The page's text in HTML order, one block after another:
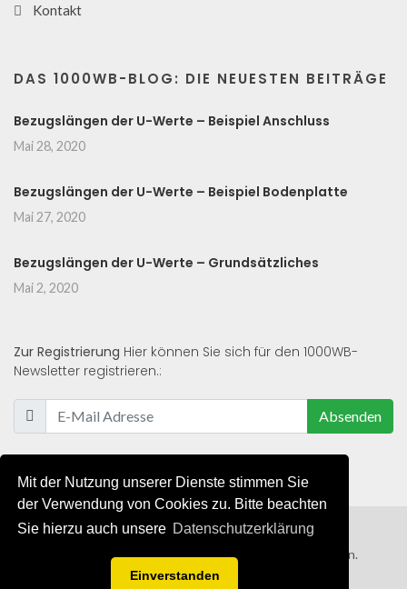
Mit der Nutzung unserer Dienste stimmen Sie
der Verwendung von Cookies zu. Bitte beachten
Sie hierzu auch unsere Datenschutzerklärung
Einverstanden
Kontakt
DAS 1000WB-BLOG: DIE NEUESTEN BEITRÄGE
Bezugslängen der U-Werte – Beispiel Anschluss
Mai 28, 2020
Bezugslängen der U-Werte – Beispiel Bodenplatte
Mai 27, 2020
Bezugslängen der U-Werte – Grundsätzliches
Mai 2, 2020
Zur Registrierung Hier können Sie sich für den 1000WB-
Newsletter registrieren.:
Absenden
© 2019 - 2021 - Alle Rechte von 1000WB vorbehalten.
AGB/Datenschutzerklärung